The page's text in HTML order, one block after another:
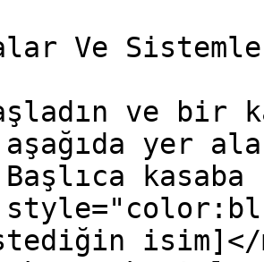
Ve
ve bir
aşağıda yer
isim]</